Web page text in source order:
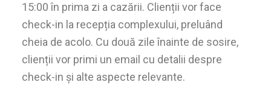
15:00 în prima zi a cazării. Clienții vor face
check-in la recepția complexului, preluând
cheia de acolo. Cu două zile înainte de sosire,
clienții vor primi un email cu detalii despre
check-in și alte aspecte relevante.